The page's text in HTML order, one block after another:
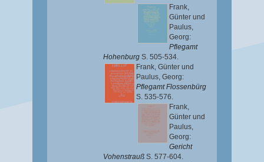
Frank,
Günter und
Paulus,
Georg:
Pflegamt
Hohenburg S. 505-534.
Frank, Günter und
Paulus, Georg:
Pflegamt Flossenbürg
S. 535-576.
Frank,
Günter und
Paulus,
Georg:
Gericht
Vohenstrauß S. 577-604.